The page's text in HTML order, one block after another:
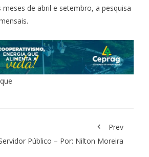
meses de abril e setembro, a pesquisa
Prev
Público – Por: Nilton Moreira